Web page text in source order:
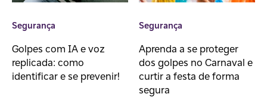
Segurança
Golpes com IA e voz
replicada: como
identificar e se prevenir!
Segurança
Aprenda a se proteger
dos golpes no Carnaval e
curtir a festa de forma
segura